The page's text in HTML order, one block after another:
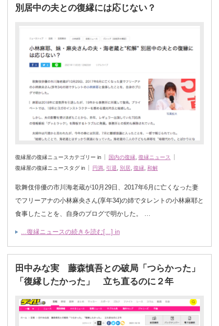
別居中の夫との復縁には応じない？
復縁屋の復縁ニュースカテゴリー in 国内の復縁 復縁ニュース
復縁屋の復縁ニュースタグ in
円満 引退 別居 復縁 和解
歌舞伎俳優の市川海老蔵が10月29日、2017年6月に亡くなった妻
でフリーアナの小林麻央さん(享年34)の姉でタレントの小林麻耶と
食事したことを、自身のブログで明かした。 …
...復縁ニュースの続きを読む[...] in
田中みな実 藤森慎吾との破局「つらかった」
「復縁したかった」 立ち直るのに２年